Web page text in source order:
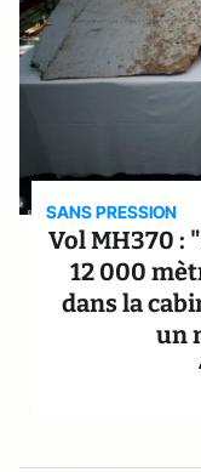
SANS PRESSION
Vol MH370 :
12 000
dans la
un